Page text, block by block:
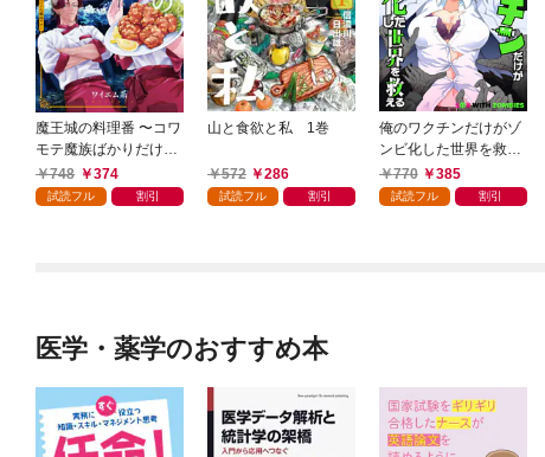
魔王城の料理番 〜コワ
モテ魔族ばかりだけ
ど、ホワイトな職場で
す〜 1巻
748 374
試読フル 割引
山と食欲と私 1巻
572 286
試読フル 割引
俺のワクチンだけがゾ
ンビ化した世界を救え
る 1巻
770 385
試読フル 割引
医学・薬学のおすすめ本